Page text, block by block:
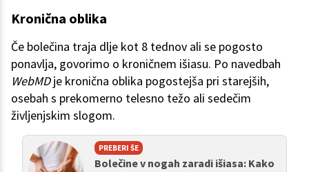
Kronična oblika
Če bolečina traja dlje kot 8 tednov ali se pogosto
ponavlja, govorimo o kroničnem išiasu. Po navedbah
WebMDje kronična oblika pogostejša pri starejših,
osebah s prekomerno telesno težo ali sedečim
življenjskim slogom.
PREBERI ŠE
Bolečine v nogah zaradi išiasa: Kako